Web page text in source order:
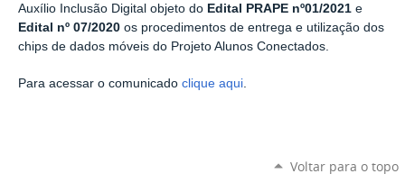
Auxílio Inclusão Digital objeto do Edital PRAPE nº01/2021 e
Edital nº 07/2020 os procedimentos de entrega e utilização dos
chips de dados móveis do Projeto Alunos Conectados.
Para acessar o comunicado clique aqui.
Voltar para o topo